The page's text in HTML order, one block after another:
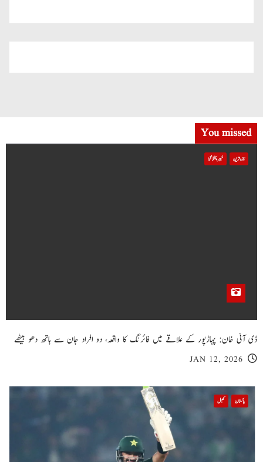
You missed
تازہ ترین خیبر پختونخوا
ڈی آئی خان: پہاڑپور کے علاقے میں فائرنگ کا واقعہ، دو افراد جان سے ہاتھ دھو بیٹھے
JAN 12, 2026
پاکستان کھیل